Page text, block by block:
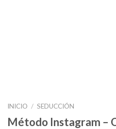
INICIO / SEDUCCIÓN
Método Instagram –